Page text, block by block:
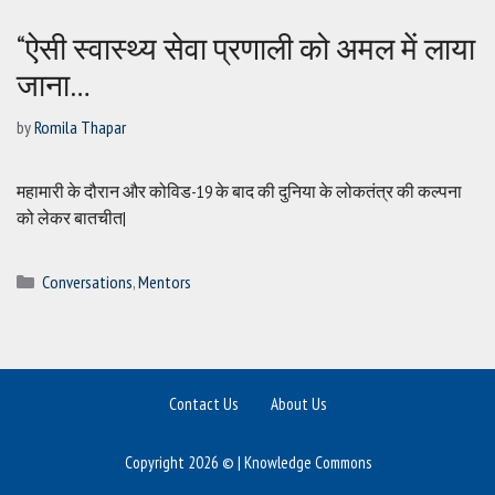
“ऐसी स्वास्थ्य सेवा प्रणाली को अमल में लाया
जाना…
byRomila Thapar
महामारी के दौरान और कोविड-19 के बाद की दुनिया के लोकतंत्र की कल्पना
को लेकर बातचीत|
Categories
Conversations,Mentors
About Us
Contact Us
Copyright 2026 © | Knowledge Commons